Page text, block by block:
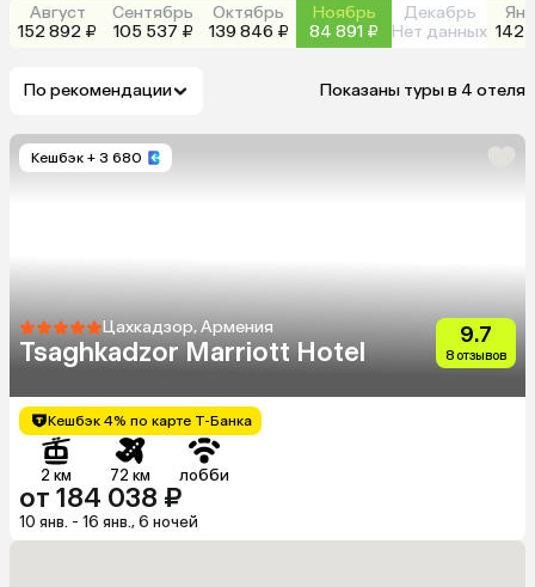
Август
152 892 ₽
Сентябрь
105 537 ₽
Октябрь
139 846 ₽
Ноябрь
84 891 ₽
Декабрь
Нет данных 142
По рекомендации Показаны туры в 4 отеля
Кешбэк + 3 680
Цахкадзор, Армения
Tsaghkadzor Marriott Hotel
9.7
8 отзывов
Кешбэк 4% по карте Т-Банка
2 км 72 км лобби
от 184 038 ₽
10 янв. - 16 янв., 6 ночей